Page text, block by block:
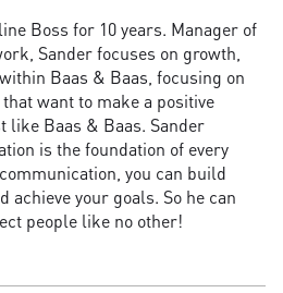
Boss for 10 years. Manager of
Sander focuses on growth,
Baas & Baas, focusing on
want to make a positive
like Baas & Baas. Sander
is the foundation of every
you can build
achieve your goals. So he can
people like no other!